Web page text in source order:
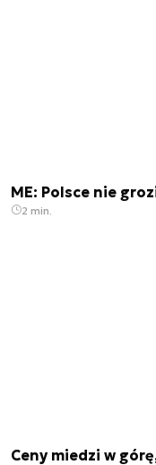
ME: Polsce nie
2 min.
Ceny miedzi w